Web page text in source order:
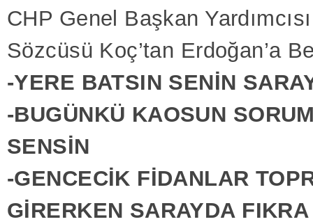
CHP Genel Başkan
Sözcüsü Koç’tan Erdoğan’a
-YERE BATSIN SENİN
-BUGÜNKÜ KAOSUN
SENSİN
-GENCECİK FİDANLAR
GİRERKEN SARAYDA FIKRA